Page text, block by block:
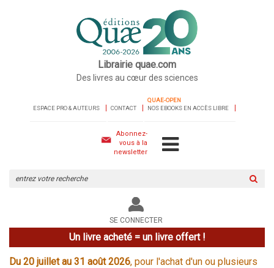
Librairie quae.com
Des livres au cœur des sciences
ESPACE PRO & AUTEURS CONTACT
QUAE-OPEN
NOS EBOOKS EN ACCÈS LIBRE
Abonnez-
vous à la
newsletter
le
site
SE CONNECTER
Un livre acheté = un livre offert !
Du 20 juillet au 31 août 2026, pour l'achat d'un ou plusieurs